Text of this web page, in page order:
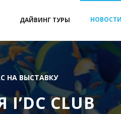
ДАЙВИНГ ТУРЫ НОВОСТИ
НА ВЫСТАВКУ
CLUB